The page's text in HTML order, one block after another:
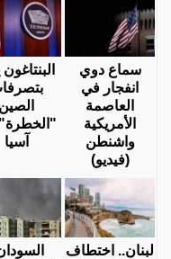
سماع دوي
انفجار في
العاصمة
الأمريكية
واشنطن
(فيديو)
البنتاغون
الصين
آسيا
لبنان.. اختطاف